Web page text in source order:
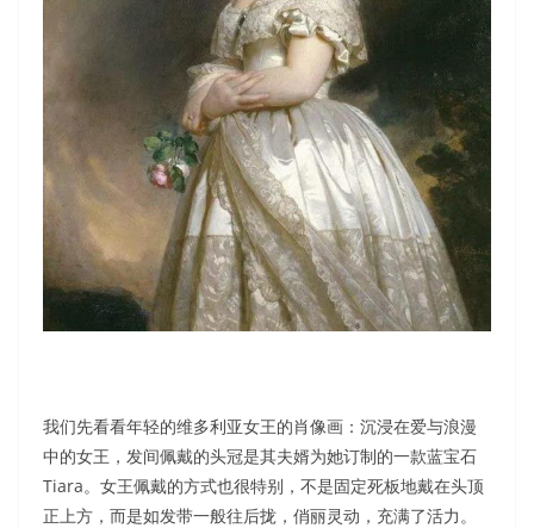
我们先看看年轻的维多利亚女王的肖像画：沉浸在爱与浪漫
中的女王，发间佩戴的头冠是其夫婿为她订制的一款蓝宝石
Tiara。女王佩戴的方式也很特别，不是固定死板地戴在头顶
正上方，而是如发带一般往后拢，俏丽灵动，充满了活力。